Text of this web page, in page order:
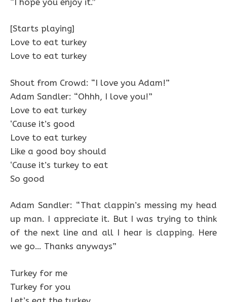
[Starts playing]
Love to eat turkey
Love to eat turkey
Shout from Crowd: “I love you Adam!”
Adam Sandler: “Ohhh, I love you!”
Love to eat turkey
‘Cause it’s good
Love to eat turkey
Like a good boy should
‘Cause it’s turkey to eat
So good
Adam Sandler: “That clappin’s messing my head
up man. I appreciate it. But I was trying to think
of the next line and all I hear is clapping. Here
we go… Thanks anyways”
Turkey for me
Turkey for you